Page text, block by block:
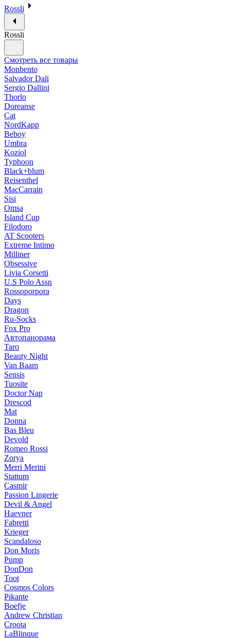
Rossli
Rossli
Смотреть все товары
Monbento
Salvador Dali
Sergio Dallini
Thorlo
Doreanse
Cat
NordKapp
Beboy
Umbra
Koziol
Typhoon
Black+blum
Reisenthel
MacCarrain
Sisi
Omsa
Island Cup
Filodoro
AT Scooters
Extreme Intimo
Milliner
Obsessive
Livia Corsetti
U.S Polo Assn
Rossoporpora
Days
Dragon
Ru-Socks
Fox Pro
Автопанорама
Taro
Beauty Night
Van Baam
Sensis
Tuosite
Doctor Nap
Drescod
Mat
Donna
Bas Bleu
Devold
Romeo Rossi
Zorya
Merri Merini
Stattum
Casmir
Passion Lingerie
Devil & Angel
Haevner
Fabretti
Krieger
Scandaloso
Don Moris
Pump
DonDon
Toot
Cosmos Colors
Pikante
Boefje
Andrew Christian
Croota
LaBlinque